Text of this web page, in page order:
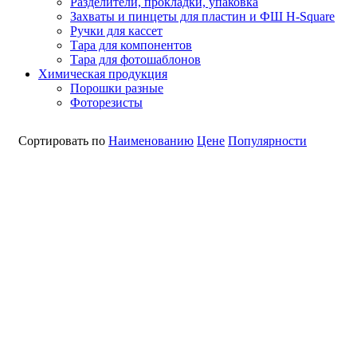
Захваты и пинцеты для пластин и ФШ H-Square
Ручки для кассет
Тара для компонентов
Тара для фотошаблонов
Химическая продукция
Порошки разные
Фоторезисты
Сортировать по Наименованию Цене Популярности